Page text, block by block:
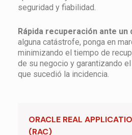
seguridad y fiabilidad.
Rápida recuperación ante un
alguna catástrofe, ponga en
minimizando el tiempo de
de su negocio y garantizando
que sucedió la incidencia.
ORACLE REAL
(RAC)